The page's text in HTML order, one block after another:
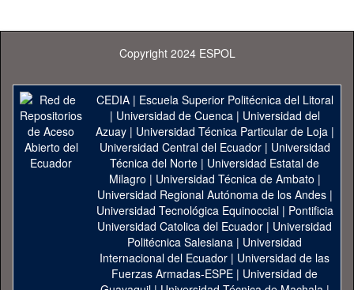
Copyright 2024 ESPOL
CEDIA| Escuela Superior Politécnica del Litoral
| Universidad de Cuenca| Universidad del
Azuay| Universidad Técnica Particular de Loja|
Universidad Central del Ecuador| Universidad
Técnica del Norte | Universidad Estatal de
Milagro | Universidad Técnica de Ambato |
Universidad Regional Autónoma de los Andes|
Universidad Tecnológica Equinoccial| Pontificia
Universidad Catolica del Ecuador | Universidad
Politécnica Salesiana | Universidad
Internacional del Ecuador | Universidad de las
Fuerzas Armadas-ESPE | Universidad de